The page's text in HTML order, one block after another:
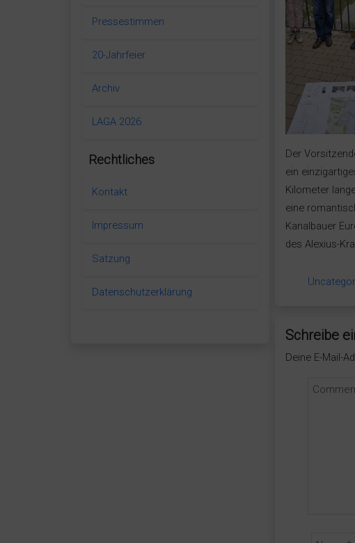
Der
ein
Kilometer
eine
Kanalbauer
des Alexius-
Schreibe
Deine E-Mail-
Pressestimmen
20-Jahrfeier
Archiv
LAGA 2026
Rechtliches
Kontakt
Impressum
Satzung
Datenschutzerklärung